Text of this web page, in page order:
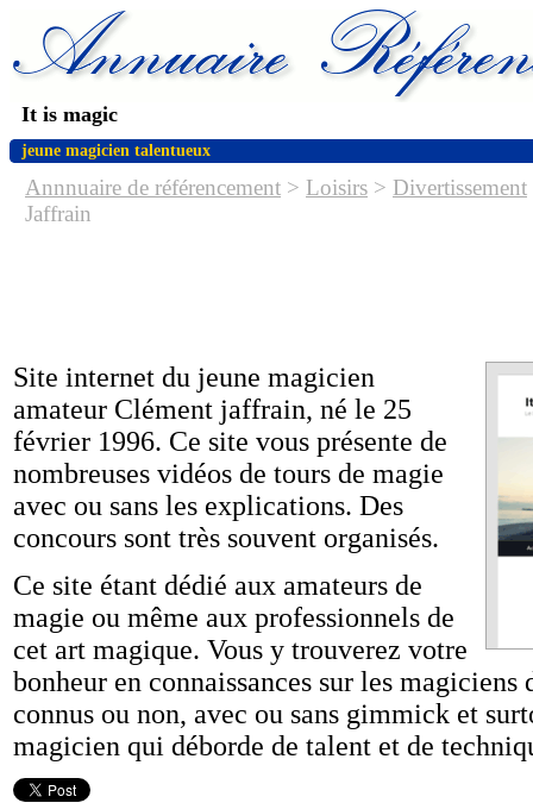
It is magic
jeune magicien talentueux
Annnuaire de référencement > Loisirs > Divertissement
Jaffrain
Site internet du jeune magicien
amateur Clément jaffrain, né le 25
février 1996. Ce site vous présente de
nombreuses vidéos de tours de magie
avec ou sans les explications. Des
concours sont très souvent organisés.
Ce site étant dédié aux amateurs de
magie ou même aux professionnels de
cet art magique. Vous y trouverez votre
bonheur en connaissances sur les magiciens
connus ou non, avec ou sans gimmick et
magicien qui déborde de talent et de